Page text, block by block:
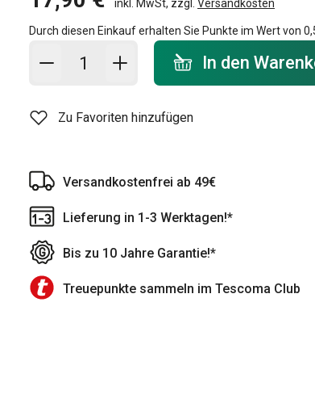
inkl. MwSt, zzgl. Versandkosten
Durch diesen Einkauf erhalten Sie Punkte im Wert von
In den Warenkorb - Menge
In den
Zu Favoriten hinzufügen
Versandkostenfrei ab 49€
Lieferung in 1-3 Werktagen!*
Bis zu 10 Jahre Garantie!*
Treuepunkte sammeln im Tescoma Club